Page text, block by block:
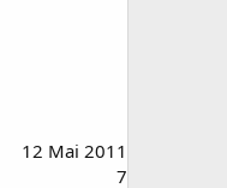
12 Mai 2011
7